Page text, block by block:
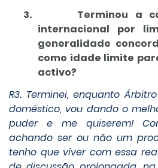
3.
Terminou a
internacional por
generalidade
como idade limite
activo?
R3. Terminei, enquanto
doméstico, vou dando o
puder e me quiserem!
achando ser ou não um
tenho que viver com essa